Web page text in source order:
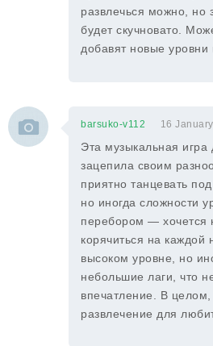
развлечься можно, но
будет скучновато.
добавят новые
barsuko-v112 16
Эта музыкальная игра
зацепила своим
приятно танцевать
но иногда сложности
перебором — хочется
корячиться на каждой
высоком уровне, но
небольшие лаги, что
впечатление. В
развлечение для